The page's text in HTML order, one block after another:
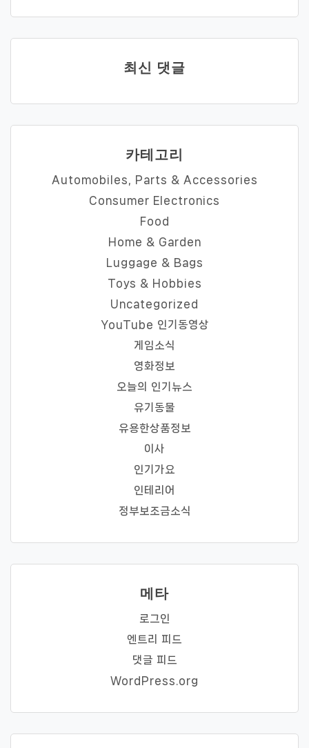
최신 댓글
카테고리
Automobiles, Parts & Accessories
Consumer Electronics
Food
Home & Garden
Luggage & Bags
Toys & Hobbies
Uncategorized
YouTube 인기동영상
게임소식
영화정보
오늘의 인기뉴스
유기동물
유용한상품정보
이사
인기가요
인테리어
정부보조금소식
메타
로그인
엔트리 피드
댓글 피드
WordPress.org